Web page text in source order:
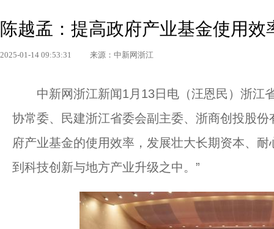
陈越孟：提高政府产业基金使用效
2025-01-14 09:53:31 来源：中新网浙江
中新网浙江新闻1月13日电（汪恩民）浙江
协常委、民建浙江省委会副主委、浙商创投股
府产业基金的使用效率，发展壮大长期资本、
到科技创新与地方产业升级之中。”